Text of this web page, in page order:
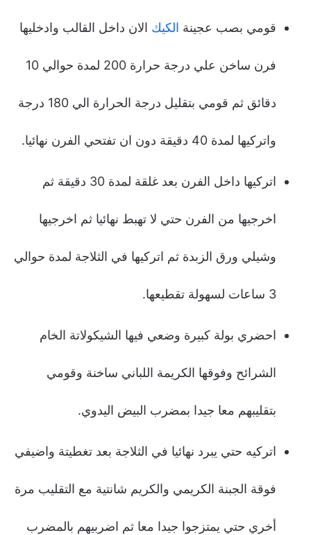
قومي بصب عجينة الكيك الان داخل القالب وادخليها
فرن ساخن علي درجة حرارة 200 لمدة حوالي 10
دقائق ثم قومي بتقليل درجة الحرارة الي 180 درجة
واتركيها لمدة 40 دقيقة دون ان تفتحي الفرن نهائيا.
اتركيها داخل الفرن بعد غلقة لمدة 30 دقيقة ثم
اخرجيها من الفرن حتي لا تهبط نهائيا ثم اخرجيها
وشيلي ورق الزبدة ثم اتركيها في الثلاجة لمدة حوالي
3 ساعات لسهولة تقطيعها.
احضري بولة كبيرة وضعي فيها الشيكولاتة الخام
الشرائح وفوقها الكريمة اللباني ساخنة وقومي
بتقليبهم معا جيدا بمضرب البيض اليدوي.
اتركيه حتي يبرد نهائيا في الثلاجة بعد تغطيتة واضيفي
فوقة الجبنة الكريمي والكريم شانتية مع التقليب مرة
أخري حتي يمتزجوا جيدا معا ثم اضربيهم بالمضرب